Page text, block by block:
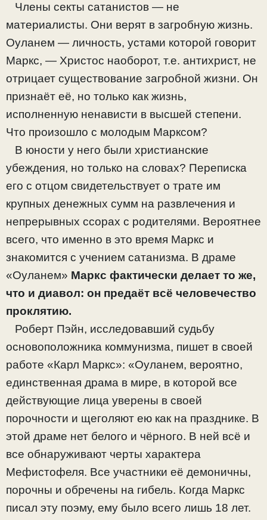
Члены секты сатанистов — не
материалисты. Они верят в загробную жизнь.
Оуланем — личность, устами которой говорит
Маркс, — Христос наоборот, т.е. антихрист, не
отрицает существование загробной жизни. Он
признаёт её, но только как жизнь,
исполненную ненависти в высшей степени.
Что произошло с молодым Марксом?
В юности у него были христианские
убеждения, но только на словах? Переписка
его с отцом свидетельствует о трате им
крупных денежных сумм на развлечения и
непрерывных ссорах с родителями. Вероятнее
всего, что именно в это время Маркс и
знакомится с учением сатанизма. В драме
«Оуланем» Маркс фактически делает то же,
что и диавол: он предаёт всё человечество
проклятию.
Роберт Пэйн, исследовавший судьбу
основоположника коммунизма, пишет в своей
работе «Карл Маркс»: «Оуланем, вероятно,
единственная драма в мире, в которой все
действующие лица уверены в своей
порочности и щеголяют ею как на празднике. В
этой драме нет белого и чёрного. В ней всё и
все обнаруживают черты характера
Мефистофеля. Все участники её демоничны,
порочны и обречены на гибель. Когда Маркс
писал эту поэму, ему было всего лишь 18 лет.